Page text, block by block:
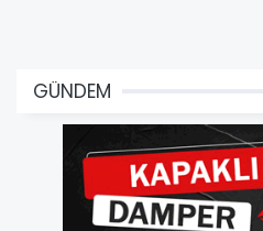
GÜNDEM